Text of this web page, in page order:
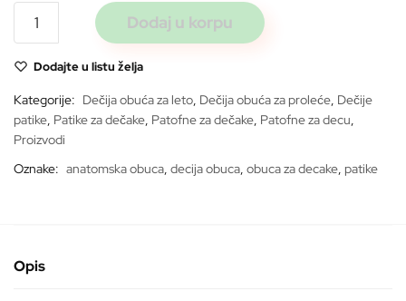
blue
količina
Dodaj u korpu
Dodajte u listu želja
Kategorije: Dečija obuća za leto, Dečija obuća za proleće, Dečije
patike, Patike za dečake, Patofne za dečake, Patofne za decu,
Proizvodi
Oznake: anatomska obuca, decija obuca, obuca za decake, patike
Opis